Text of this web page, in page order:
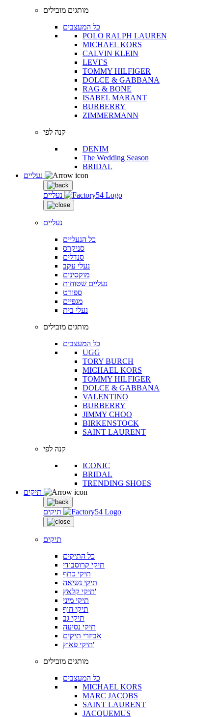
מותגים מובילים
כל המעצבים
POLO RALPH LAUREN
MICHAEL KORS
CALVIN KLEIN
LEVI`S
TOMMY HILFIGER
DOLCE & GABBANA
RAG & BONE
ISABEL MARANT
BURBERRY
ZIMMERMANN
קנה לפי
DENIM
The Wedding Season
BRIDAL
נעליים
נעליים
כל הנעליים
סניקרס
סנדלים
נעלי עקב
מוקסינים
נעליים שטוחות
ספורט
מגפיים
נעלי בית
מותגים מובילים
כל המעצבים
UGG
TORY BURCH
MICHAEL KORS
TOMMY HILFIGER
DOLCE & GABBANA
VALENTINO
BURBERRY
JIMMY CHOO
BIRKENSTOCK
SAINT LAURENT
קנה לפי
ICONIC
BRIDAL
TRENDING SHOES
תיקים
תיקים
כל התיקים
תיקי קרוסבודי
תיקי כתף
תיקי נשיאה
תיקי קלאץ'
תיקי מיני
תיקי חוף
תיקי גב
תיקי נסיעה
אביזרי תיקים
תיקי פאוץ'
מותגים מובילים
כל המעצבים
MICHAEL KORS
MARC JACOBS
SAINT LAURENT
JACQUEMUS